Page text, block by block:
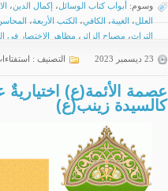
وسوم: أبواب كتاب الوسائل، إكمال الدين،
العلل، الغيبة، الكافي، الكتب الأربعة،
التراث، مصباح الزائر ، مظاهر الاختصار في
23 ديسمبر 2023 التصنيف :
عصمة الأئمة(ع)
كالسيدة زينب(ع)